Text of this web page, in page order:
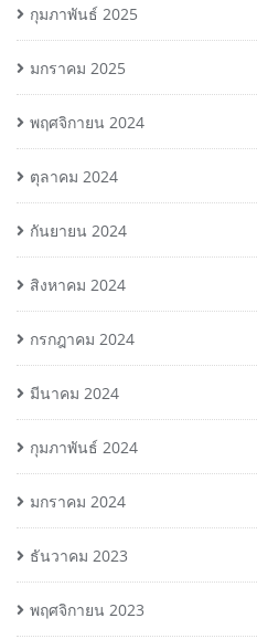
กุมภาพันธ์ 2025
มกราคม 2025
พฤศจิกายน 2024
ตุลาคม 2024
กันยายน 2024
สิงหาคม 2024
กรกฎาคม 2024
มีนาคม 2024
กุมภาพันธ์ 2024
มกราคม 2024
ธันวาคม 2023
พฤศจิกายน 2023